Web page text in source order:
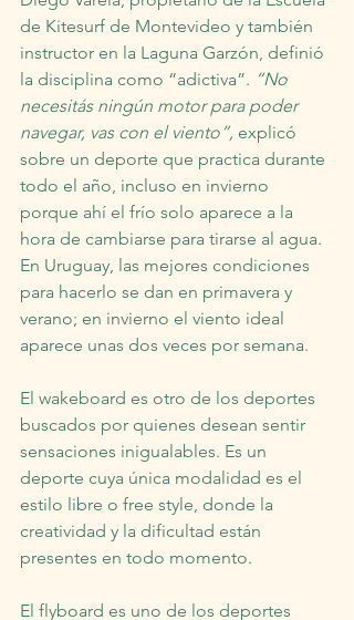
de Kitesurf de Montevideo y también
instructor en la Laguna Garzón, definió
la disciplina como “adictiva”. “No
necesitás ningún motor para poder
navegar, vas con el viento”, explicó
sobre un deporte que practica durante
todo el año, incluso en invierno
porque ahí el frío solo aparece a la
hora de cambiarse para tirarse al agua.
En Uruguay, las mejores condiciones
para hacerlo se dan en primavera y
verano; en invierno el viento ideal
aparece unas dos veces por semana.
El wakeboard es otro de los deportes
buscados por quienes desean sentir
sensaciones inigualables. Es un
deporte cuya única modalidad es el
estilo libre o free style, donde la
creatividad y la dificultad están
presentes en todo momento.
El flyboard es uno de los deportes